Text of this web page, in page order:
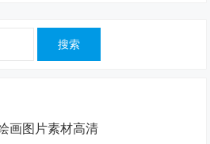
画图片素材高清